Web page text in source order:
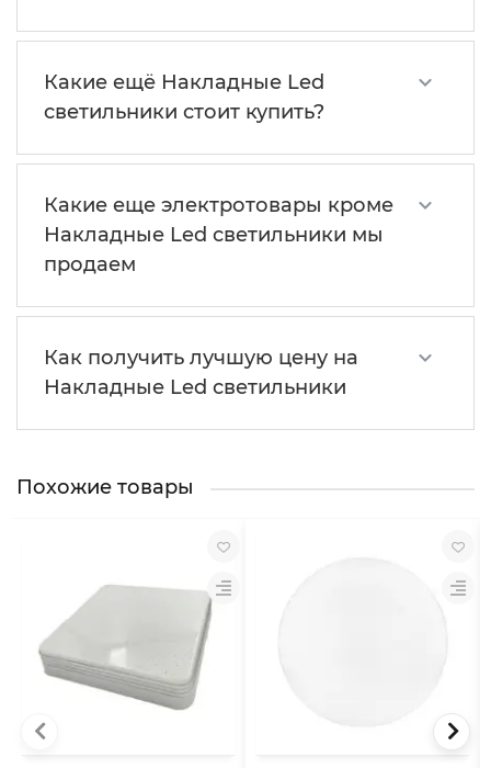
Какие ещё Накладные Led
светильники стоит купить?
Какие еще электротовары кроме
Накладные Led светильники мы
продаем
Как получить лучшую цену на
Накладные Led светильники
Похожие товары